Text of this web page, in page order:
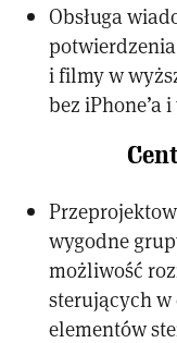
Obsługa
i filmy w
bez iPhone’a
wygodne
możliwość
sterujących w
elementów